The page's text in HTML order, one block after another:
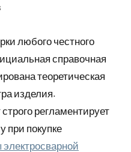
любого честного
справочная
теоретическая
изделия.
регламентирует
при покупке
электросварной